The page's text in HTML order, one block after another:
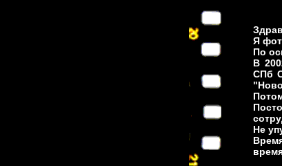
Я
По
В
СПб
Не